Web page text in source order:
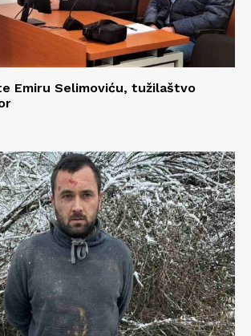
Emiru Selimoviću, tužilaštvo